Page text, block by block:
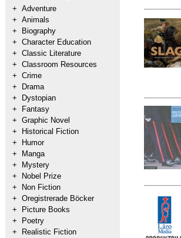
+ Adventure
+ Animals
+
Biography
+ Character Education
+ Classic Literature
+ Classroom Resources
+ Crime
+
Drama
+
Dystopian
+
Fantasy
+ Graphic Novel
+
Historical Fiction
+
Humor
+
Manga
+
Mystery
+
Nobel Prize
+
Non Fiction
+ Oregistrerade Böcker
+
Picture Books
+
Poetry
+
Realistic Fiction